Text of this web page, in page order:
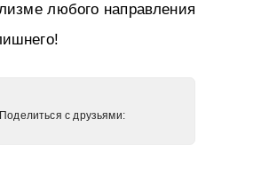
любого направления
Поделиться с друзьями: